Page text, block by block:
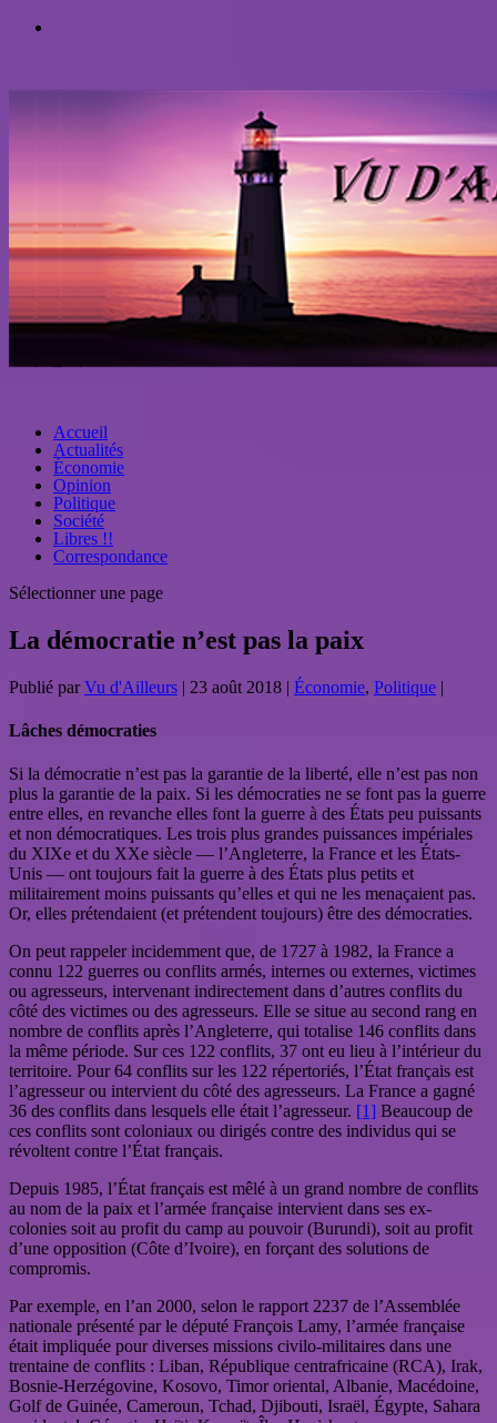
Accueil
Actualités
Économie
Opinion
Politique
Société
Libres !!
Correspondance
Sélectionner une page
La démocratie n’est pas la paix
Publié parVu d'Ailleurs | 23 août 2018 | Économie, Politique |
Lâches démocraties
Si la démocratie n’est pas la garantie de la liberté, elle n’est pas non
plus la garantie de la paix. Si les démocraties ne se font pas la guerre
entre elles, en revanche elles font la guerre à des États peu puissants
et non démocratiques. Les trois plus grandes puissances impériales
du XIXe et du XXe siècle — l’Angleterre, la France et les États-
Unis — ont toujours fait la guerre à des États plus petits et
militairement moins puissants qu’elles et qui ne les menaçaient pas.
Or, elles prétendaient (et prétendent toujours) être des démocraties.
On peut rappeler incidemment que, de 1727 à 1982, la France a
connu 122 guerres ou conflits armés, internes ou externes, victimes
ou agresseurs, intervenant indirectement dans d’autres conflits du
côté des victimes ou des agresseurs. Elle se situe au second rang en
nombre de conflits après l’Angleterre, qui totalise 146 conflits dans
la même période. Sur ces 122 conflits, 37 ont eu lieu à l’intérieur du
territoire. Pour 64 conflits sur les 122 répertoriés, l’État français est
l’agresseur ou intervient du côté des agresseurs. La France a gagné
36 des conflits dans lesquels elle était l’agresseur. [1] Beaucoup de
ces conflits sont coloniaux ou dirigés contre des individus qui se
révoltent contre l’État français.
Depuis 1985, l’État français est mêlé à un grand nombre de conflits
au nom de la paix et l’armée française intervient dans ses ex-
colonies soit au profit du camp au pouvoir (Burundi), soit au profit
d’une opposition (Côte d’Ivoire), en forçant des solutions de
compromis.
Par exemple, en l’an 2000, selon le rapport 2237 de l’Assemblée
nationale présenté par le député François Lamy, l’armée française
était impliquée pour diverses missions civilo-militaires dans une
trentaine de conflits : Liban, République centrafricaine (RCA), Irak,
Bosnie-Herzégovine, Kosovo, Timor oriental, Albanie, Macédoine,
Golf de Guinée, Cameroun, Tchad, Djibouti, Israël, Égypte, Sahara